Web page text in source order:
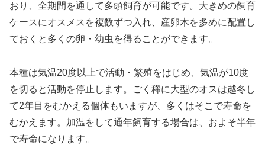
おり、全期間を通して多頭飼育が可能です。大きめの飼育
ケースにオスメスを複数ずつ入れ、産卵木を多めに配置し
ておくと多くの卵・幼虫を得ることができます。
本種は気温20度以上で活動・繁殖をはじめ、気温が10度
を切ると活動を停止します。ごく稀に大型のオスは越冬し
て2年目をむかえる個体もいますが、多くはそこで寿命を
むかえます。加温をして通年飼育する場合は、およそ半年
で寿命になります。